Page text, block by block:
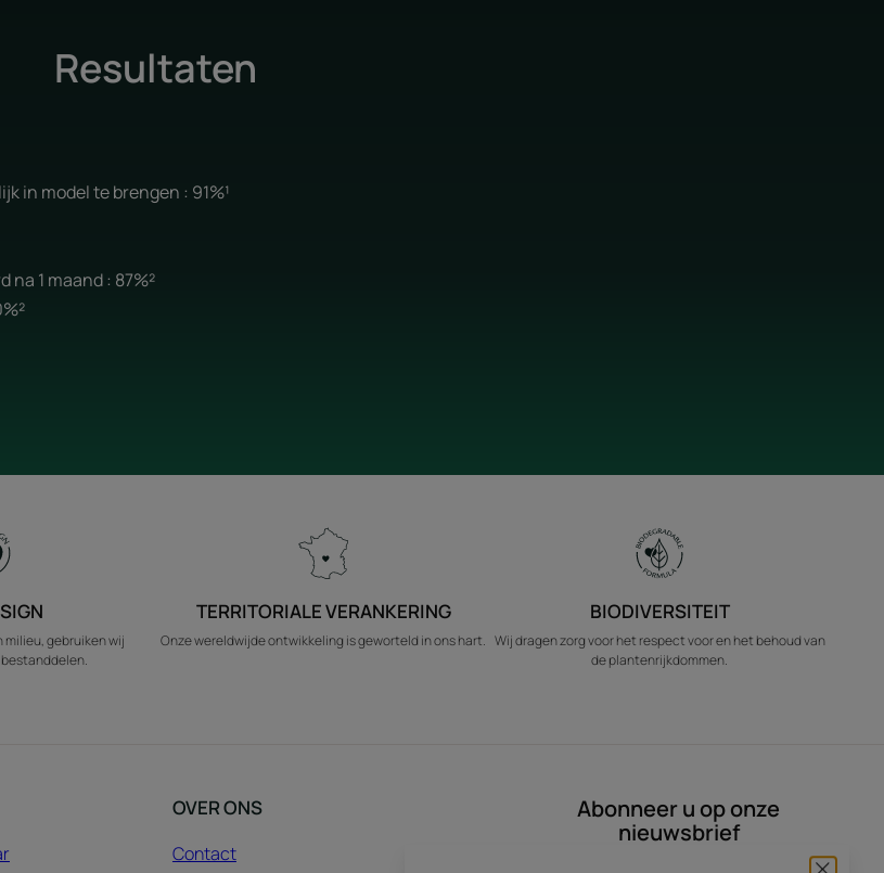
Resultaten
in model te brengen : 91%¹
na 1 maand : 87%²
milieu, gebruiken wij
TERRITORIALE VERANKERING
Onze wereldwijde ontwikkeling is geworteld in ons hart.
BIODIVERSITEIT
Wij dragen zorg voor het respect voor en het behoud van
de plantenrijkdommen.
Abonneer u op onze
nieuwsbrief
Door hieronder te klikken, gaat u akkoord met het
OVER ONS
Contact